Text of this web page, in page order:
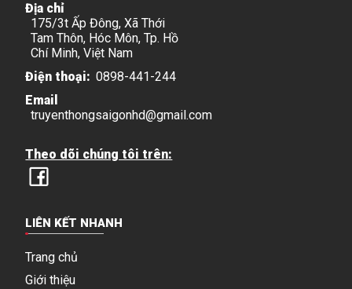
Địa chỉ
175/3t Ấp Đông, Xã Thới
Tam Thôn, Hóc Môn, Tp. Hồ
Chí Minh, Việt Nam
Điện thoại: 0898-441-244
Email
truyenthongsaigonhd@gmail.com
Theo dõi chúng tôi trên:
LIÊN KẾT NHANH
Trang chủ
Giới thiệu